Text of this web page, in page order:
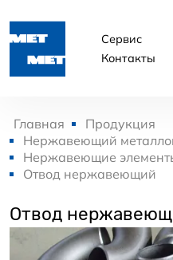
Сервис
Контакты
Главная
Продукция
Нержавеющий
Нержавеющие
Отвод нержавеющий
Отвод